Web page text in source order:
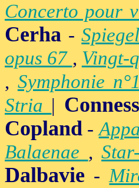
Concerto pour
Cerha -
opus 67 , Vingt-
, Symphonie
Stria |
Copland -
Balaenae ,
Dalbavie -